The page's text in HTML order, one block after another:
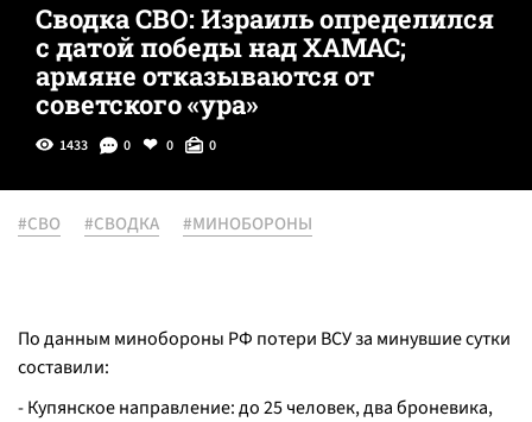
Сводка СВО: Израиль определился
с датой победы над ХАМАС;
армяне отказываются от
советского «ура»
1433 0 0 0
#СВО #СВОДКА #МИНОБОРОНЫ
По данным минобороны РФ потери ВСУ за минувшие сутки
составили:
- Купянское направление: до 25 человек, два броневика,